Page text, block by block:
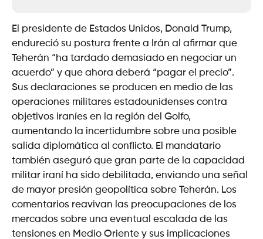
El presidente de Estados Unidos, Donald Trump,
endureció su postura frente a Irán al afirmar que
Teherán “ha tardado demasiado en negociar un
acuerdo” y que ahora deberá “pagar el precio”.
Sus declaraciones se producen en medio de las
operaciones militares estadounidenses contra
objetivos iraníes en la región del Golfo,
aumentando la incertidumbre sobre una posible
salida diplomática al conflicto. El mandatario
también aseguró que gran parte de la capacidad
militar iraní ha sido debilitada, enviando una señal
de mayor presión geopolítica sobre Teherán. Los
comentarios reavivan las preocupaciones de los
mercados sobre una eventual escalada de las
tensiones en Medio Oriente y sus implicaciones